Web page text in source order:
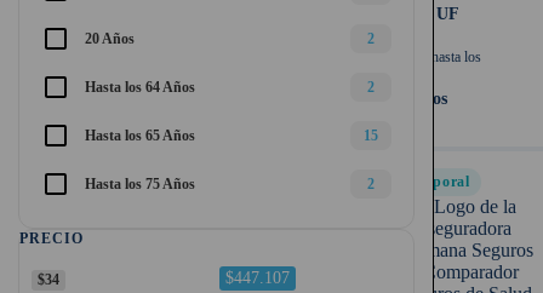
2
20 Años
2
Hasta los 64 Años
15
Hasta los 65 Años
2
Hasta los 75 Años
PRECIO
$34 $447.107
1.000 UF
Cubre hasta los
75 años
Temporal